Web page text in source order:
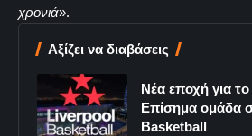
χρονιά».
Αξίζει να διαβάσεις
Νέα εποχή για
Επίσημα ομάδα
Basketball